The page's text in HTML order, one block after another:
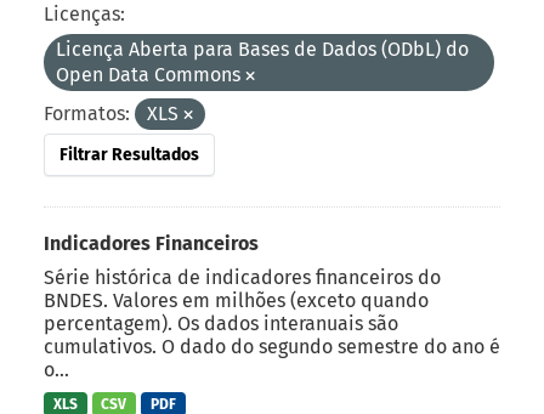
Licenças:
Licença Aberta para Bases de Dados (ODbL) do
Open Data Commons
Formatos:
XLS
Filtrar Resultados
Indicadores Financeiros
Série histórica de indicadores financeiros do
BNDES. Valores em milhões (exceto quando
percentagem). Os dados interanuais são
cumulativos. O dado do segundo semestre do ano é
o...
XLS CSV PDF